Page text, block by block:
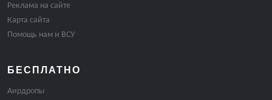
Реклама на сайте
Карта сайта
Помощь нам и ВСУ
БЕСПЛАТНО
Аирдропы